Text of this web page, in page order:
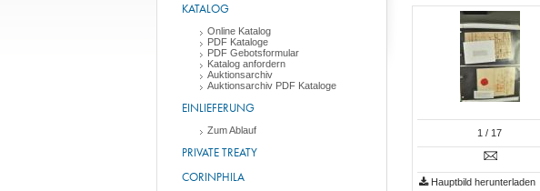
KATALOG
Online Katalog
PDF Kataloge
PDF Gebotsformular
Katalog anfordern
Auktionsarchiv
Auktionsarchiv PDF Kataloge
EINLIEFERUNG
Zum Ablauf
PRIVATE TREATY
CORINPHILA
1 / 17
Hauptbild herunterladen